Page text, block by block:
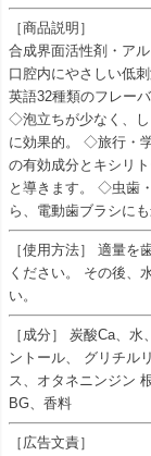
［商品説明］
合成界面活性剤・ア
口腔内にやさしい低
英語32種類のフレー
◇泡立ちが少なく、し
に効果的。 ◇旅行・
の有効成分とキシリ
と導きます。 ◇虫歯
ら、電動歯ブラシにも
［使用方法］ 適量を
ください。 その後、
い。
［成分］ 炭酸Ca、
ントール、 グリチル
ス、オタネニンジン
BG、香料
［広告文責］